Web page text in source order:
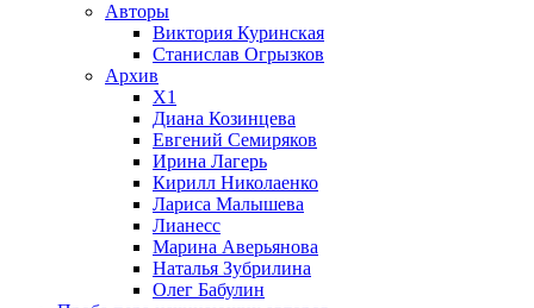
Авторы
Виктория Куринская
Станислав Огрызков
Архив
X1
Диана Козинцева
Евгений Семиряков
Ирина Лагерь
Кирилл Николаенко
Лариса Малышева
Лианесс
Марина Аверьянова
Наталья Зубрилина
Олег Бабулин